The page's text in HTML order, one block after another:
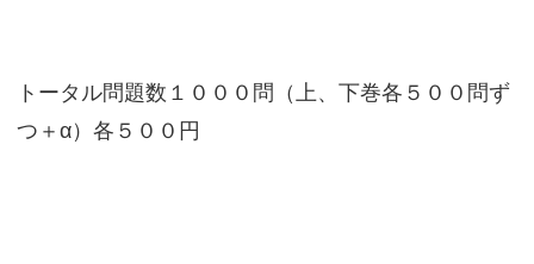
トータル問題数１０００問（上、下巻各５００問ず
つ＋α）各５００円